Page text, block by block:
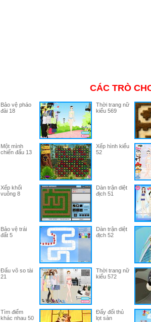
CÁC TRÒ
Bảo vệ pháo
đài 18
Thời trang nữ
kiểu 569
Một mình
chiến đấu 13
Xếp hình kiểu
52
Xếp khối
vuông 8
Dàn trận diệt
địch 51
Bảo vệ trái
đất 5
Dàn trận diệt
địch 52
Đấu võ so tài
21
Thời trang nữ
kiểu 572
Tìm điểm
khác nhau 50
Đẩy đối thủ
lọt sàn